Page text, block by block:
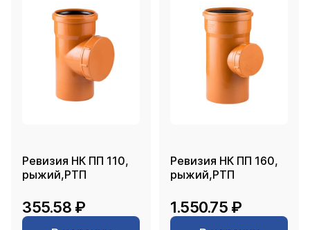
Ревизия НК ПП 110,
рыжий,РТП
355.58 ₽
Ревизия НК ПП 160,
рыжий,РТП
1.550.75 ₽